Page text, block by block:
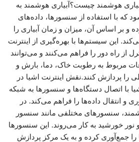
هوشمند چیست؟آبیاری هوشمند به
با استفاده از سنسورها، داده‌های
و بر اساس آن، میزان و زمان آبیاری را
این سیستم‌ها با بهره‌گیری از اینترنت
از راه دور را فراهم می‌کنند و می‌توانند
مربوط به رطوبت خاک، دما، بارش و
را پردازش کنند.نقش اینترنت اشیا در
با اتصال دستگاه‌ها و سنسورها به شبکه
و انتقال داده‌ها را فراهم می‌کند. در
سنسورهای مختلفی مانند سنسور
خورشید به کار می‌روند. این سنسورها
جمع‌آوری کرده و به یک مرکز پردازش